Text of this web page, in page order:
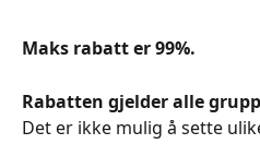
Maks rabatt er 99%.
Rabatten gjelder alle
Det er ikke mulig å sette